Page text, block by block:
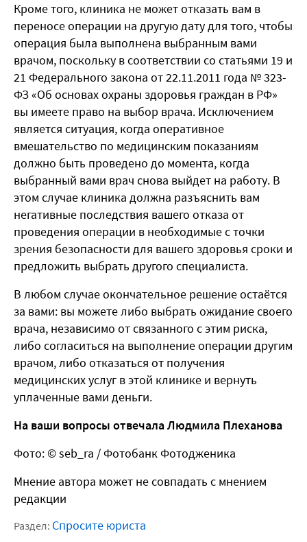
Кроме того, клиника не может отказать вам в
переносе операции на другую дату для того, чтобы
операция была выполнена выбранным вами
врачом, поскольку в соответствии со статьями 19 и
21 Федерального закона от 22.11.2011 года № 323-
ФЗ «Об основах охраны здоровья граждан в РФ»
вы имеете право на выбор врача. Исключением
является ситуация, когда оперативное
вмешательство по медицинским показаниям
должно быть проведено до момента, когда
выбранный вами врач снова выйдет на работу. В
этом случае клиника должна разъяснить вам
негативные последствия вашего отказа от
проведения операции в необходимые с точки
зрения безопасности для вашего здоровья сроки и
предложить выбрать другого специалиста.
В любом случае окончательное решение остаётся
за вами: вы можете либо выбрать ожидание своего
врача, независимо от связанного с этим риска,
либо согласиться на выполнение операции другим
врачом, либо отказаться от получения
медицинских услуг в этой клинике и вернуть
уплаченные вами деньги.
На ваши вопросы отвечала Людмила Плеханова
Фото: © seb_ra /Фотобанк Фотодженика
Мнение автора может не совпадать с мнением
редакции
Раздел: Спросите юриста